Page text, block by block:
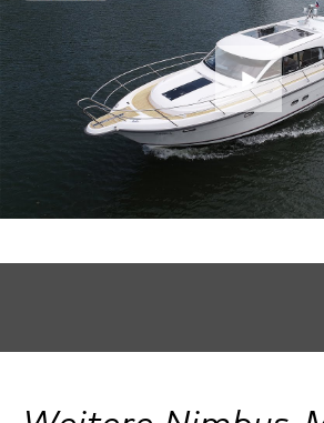
Play
Youtube
Video